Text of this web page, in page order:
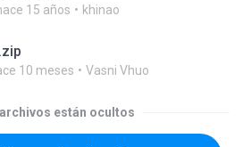
15 años khinao
10 meses Vasni Vhuo
están ocultos